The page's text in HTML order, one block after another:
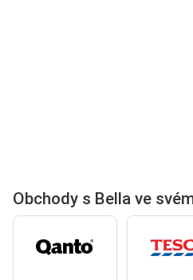
Obchody s Bella ve